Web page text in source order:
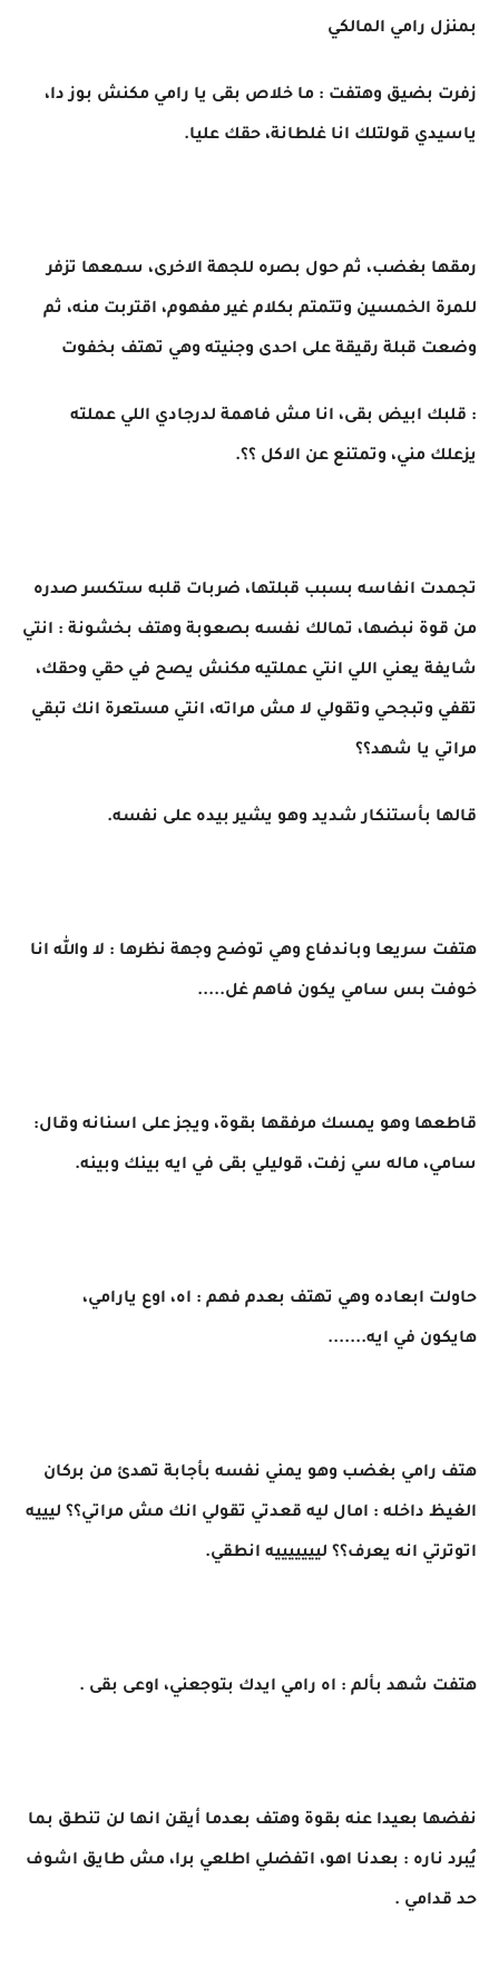
بمنزل رامي المالكي
زفرت بضيق وهتفت : ما خلاص بقى يا رامي مكنش بوز دا،
ياسيدي قولتلك انا غلطانة، حقك عليا.
رمقها بغضب، ثم حول بصره للجهة الاخرى، سمعها تزفر
للمرة الخمسين وتتمتم بكلام غير مفهوم، اقتربت منه، ثم
وضعت قبلة رقيقة على احدى وجنيته وهي تهتف بخفوت
: قلبك ابيض بقى، انا مش فاهمة لدرجادي اللي عملته
يزعلك مني، وتمتنع عن الاكل ؟؟.
تجمدت انفاسه بسبب قبلتها، ضربات قلبه ستكسر صدره
من قوة نبضها، تمالك نفسه بصعوبة وهتف بخشونة : انتي
شايفة يعني اللي انتي عملتيه مكنش يصح في حقي وحقك،
تقفي وتبجحي وتقولي لا مش مراته، انتي مستعرة انك تبقي
مراتي يا شهد؟؟
قالها بأستنكار شديد وهو يشير بيده على نفسه.
هتفت سريعا وباندفاع وهي توضح وجهة نظرها : لا والله انا
خوفت بس سامي يكون فاهم غل.....
قاطعها وهو يمسك مرفقها بقوة، ويجز على اسنانه وقال:
سامي، ماله سي زفت، قوليلي بقى في ايه بينك وبينه.
حاولت ابعاده وهي تهتف بعدم فهم : اه، اوع يارامي،
هايكون في ايه.......
هتف رامي بغضب وهو يمني نفسه بأجابة تهدئ من بركان
الغيظ داخله : امال ليه قعدتي تقولي انك مش مراتي؟؟ ليييه
اتوترتي انه يعرف؟؟ ليييييييه انطقي.
هتفت شهد بألم : اه رامي ايدك بتوجعني، اوعى بقى .
نفضها بعيدا عنه بقوة وهتف بعدما أيقن انها لن تنطق بما
يُبرد ناره : بعدنا اهو، اتفضلي اطلعي برا، مش طايق اشوف
حد قدامي .